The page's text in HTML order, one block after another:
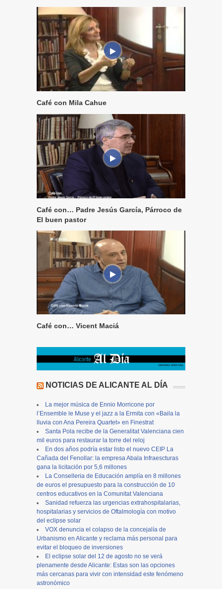
Café con Mila Cahue
Café con… Padre Jesús García, Párroco de
El buen pastor
Café con… Vicent Maciá
NOTICIAS DE ALICANTE AL DÍA
La mejor música de Ennio Morricone por
l’Ensemble le Muse y el jazz a la Ermita con «Baila la
lluvia con Ana Pereira Quartet» en Finestrat
Santa Pola recibe de la Generalitat Valenciana cien
mil euros para restaurar la torre del reloj
En dos años podría estar listo el nuevo CEIP La
Cañada del Fenollar: la empresa Abala Infraescturas
gana la licitación por 5,6 millones
La Conselleria de Educación amplía en 8 millones
de euros el presupuesto para la construcción de 10
centros educativos en la Comunitat Valenciana
Sanidad refuerza las urgencias extrahospitalarias,
hospitalarias y servicios de Oftalmología con motivo
del eclipse solar
VOX denuncia el colapso de la concejalía de
Urbanismo en Alicante y reclama más personal para
evitar el bloqueo de inversiones
El eclipse solar del 12 de agosto no se verá
plenamente desde Alicante: Estas son las opciones
más cercanas para vivir con intensidad este fenómeno
astronómico